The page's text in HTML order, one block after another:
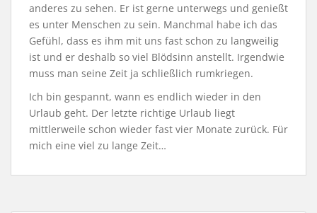
anderes zu sehen. Er ist gerne unterwegs und genießt
es unter Menschen zu sein. Manchmal habe ich das
Gefühl, dass es ihm mit uns fast schon zu langweilig
ist und er deshalb so viel Blödsinn anstellt. Irgendwie
muss man seine Zeit ja schließlich rumkriegen.
Ich bin gespannt, wann es endlich wieder in den
Urlaub geht. Der letzte richtige Urlaub liegt
mittlerweile schon wieder fast vier Monate zurück. Für
mich eine viel zu lange Zeit…